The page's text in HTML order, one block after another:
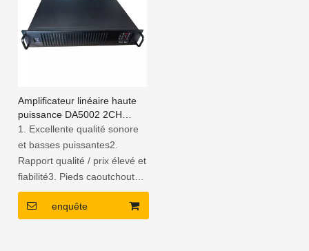
Amplificateur linéaire haute
puissance DA5002 2CH
900W classe D
1. Excellente qualité sonore
et basses puissantes2.
Rapport qualité / prix élevé et
fiabilité3. Pieds caoutchoutés
pour plus de stabilité4.
Panneau à la mode avec
enquête